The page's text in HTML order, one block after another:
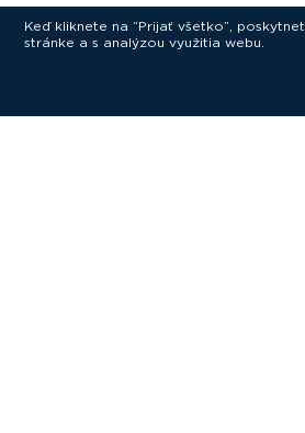
Keď kliknete na “Prijať všetko”,
stránke a s analýzou využitia webu.